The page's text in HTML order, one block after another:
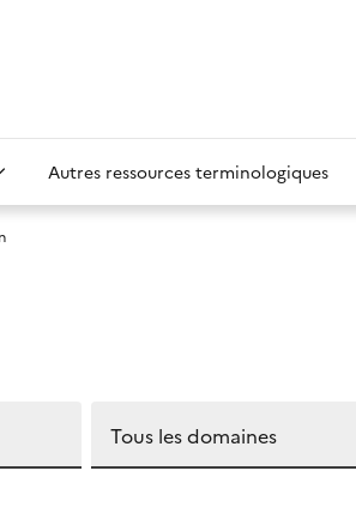
Autres ressources terminologiques